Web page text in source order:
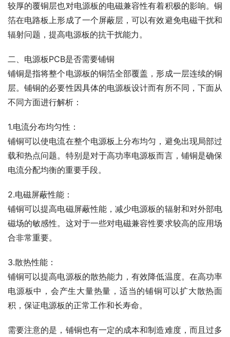
较厚的覆铜层也对电源板的电磁兼容性有着积极的影响。铜
箔在电路板上形成了一个屏蔽层，可以有效避免电磁干扰和
辐射问题，提高电源板的抗干扰能力。
二、电源板PCB是否需要铺铜
铺铜是指将整个电源板的铜箔全部覆盖，形成一层连续的铜
层。铺铜的必要性因具体的电源板设计而有所不同，下面从
不同方面进行解析：
1.电流分布均匀性：
铺铜可以使电流在整个电源板上分布均匀，避免出现局部过
载和热点问题。特别是对于高功率电源板而言，铺铜是确保
电流分配均衡的重要手段。
2.电磁屏蔽性能：
铺铜可以提高电磁屏蔽性能，减少电源板的辐射和对外部电
磁场的敏感性。这对于一些对电磁兼容性要求较高的应用场
合非常重要。
3.散热性能：
铺铜可以提高电源板的散热能力，有效降低温度。在高功率
电源板中，会产生大量热量，适当的铺铜可以扩大散热面
积，保证电源板的正常工作和长寿命。
需要注意的是，铺铜也有一定的成本和制造难度，而且过多